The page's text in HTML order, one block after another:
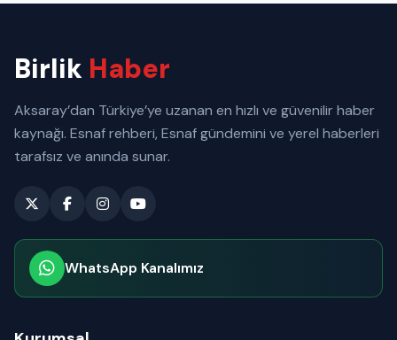
Birlik Haber
Aksaray’dan Türkiye’ye uzanan en hızlı ve güvenilir haber
kaynağı. Esnaf rehberi, Esnaf gündemini ve yerel haberleri
tarafsız ve anında sunar.
WhatsApp Kanalımız